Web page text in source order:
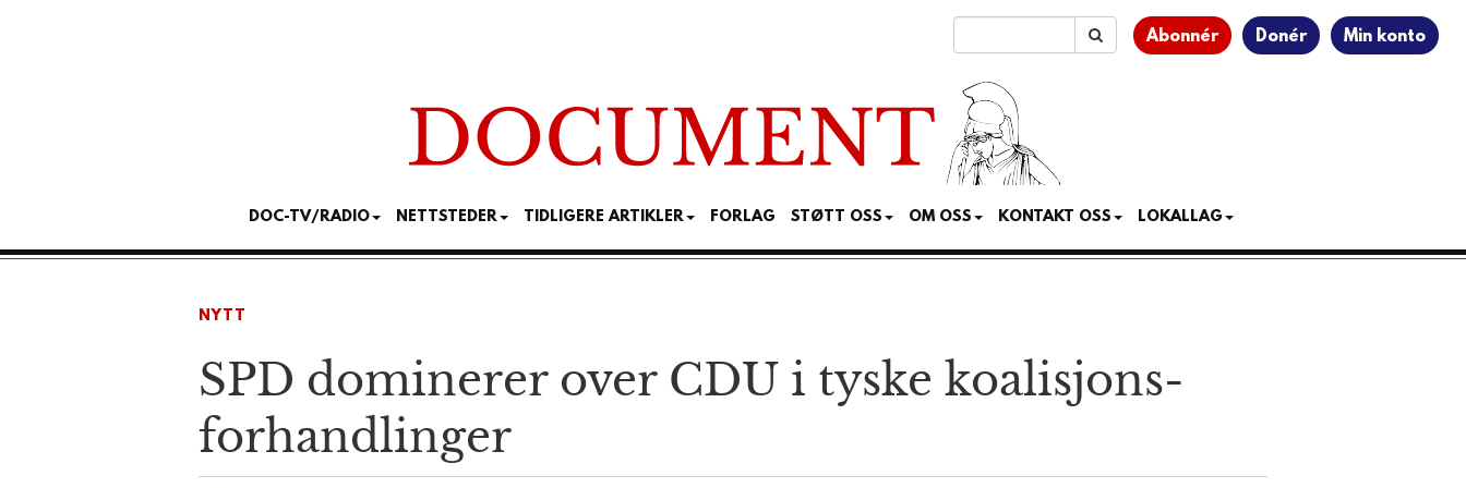
Abonnér Donér Min konto
DOC-TV/RADIO NETTSTEDER TIDLIGERE ARTIKLER FORLAG STØTT OSS OM OSS KONTAKT OSS LOKALLAG
NYTT
SPD dominerer over CDU i tyske koalisjons­
forhandlinger